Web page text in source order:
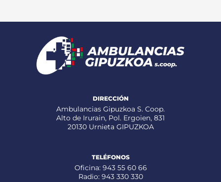
DIRECCIÓN
Ambulancias Gipuzkoa S. Coop.
Alto de Irurain, Pol. Ergoien, 831
20130 Urnieta GIPUZKOA
TELÉFONOS
Oficina: 943 55 60 66
Radio: 943 330 330